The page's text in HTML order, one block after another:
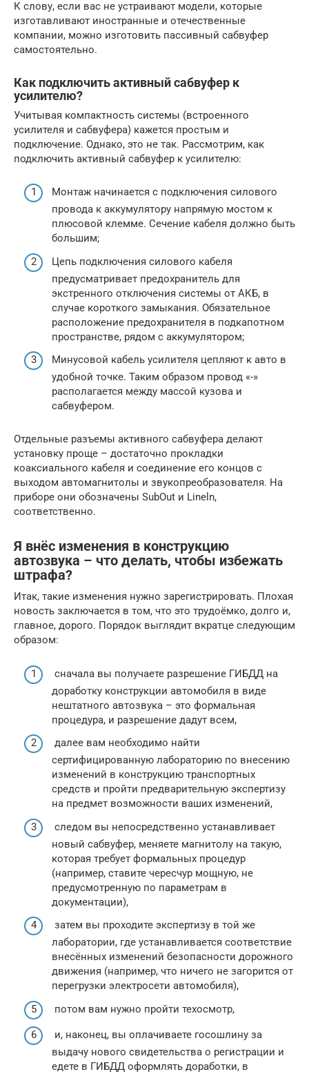
К слову, если вас не устраивают модели, которые
изготавливают иностранные и отечественные
компании, можно изготовить пассивный сабвуфер
самостоятельно.
Как подключить активный сабвуфер к
усилителю?
Учитывая компактность системы (встроенного
усилителя и сабвуфера) кажется простым и
подключение. Однако, это не так. Рассмотрим, как
подключить активный сабвуфер к усилителю:
Монтаж начинается с подключения силового
провода к аккумулятору напрямую мостом к
плюсовой клемме. Сечение кабеля должно быть
большим;
Цепь подключения силового кабеля
предусматривает предохранитель для
экстренного отключения системы от АКБ, в
случае короткого замыкания. Обязательное
расположение предохранителя в подкапотном
пространстве, рядом с аккумулятором;
Минусовой кабель усилителя цепляют к авто в
удобной точке. Таким образом провод «-»
располагается между массой кузова и
сабвуфером.
Отдельные разъемы активного сабвуфера делают
установку проще – достаточно прокладки
коаксиального кабеля и соединение его концов с
выходом автомагнитолы и звукопреобразователя. На
приборе они обозначены SubOut и Lineln,
соответственно.
Я внёс изменения в конструкцию
автозвука – что делать, чтобы избежать
штрафа?
Итак, такие изменения нужно зарегистрировать. Плохая
новость заключается в том, что это трудоёмко, долго и,
главное, дорого. Порядок выглядит вкратце следующим
образом:
сначала вы получаете разрешение ГИБДД на
доработку конструкции автомобиля в виде
нештатного автозвука – это формальная
процедура, и разрешение дадут всем,
далее вам необходимо найти
сертифицированную лабораторию по внесению
изменений в конструкцию транспортных
средств и пройти предварительную экспертизу
на предмет возможности ваших изменений,
следом вы непосредственно устанавливает
новый сабвуфер, меняете магнитолу на такую,
которая требует формальных процедур
(например, ставите чересчур мощную, не
предусмотренную по параметрам в
документации),
затем вы проходите экспертизу в той же
лаборатории, где устанавливается соответствие
внесённых изменений безопасности дорожного
движения (например, что ничего не загорится от
перегрузки электросети автомобиля),
потом вам нужно пройти техосмотр,
и, наконец, вы оплачиваете госошлину за
выдачу нового свидетельства о регистрации и
едете в ГИБДД оформлять доработки, в